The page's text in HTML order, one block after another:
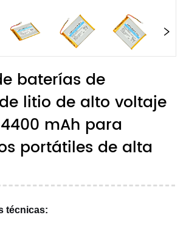
baterías de
litio de alto voltaje
mAh para
portátiles de alta
técnicas: